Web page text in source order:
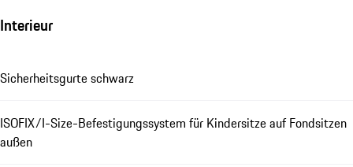
Interieur
Sicherheitsgurte schwarz
ISOFIX/I-Size-Befestigungssystem für Kindersitze auf Fondsitzen
außen